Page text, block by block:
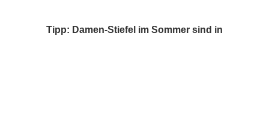
Tipp: Damen-Stiefel im Sommer sind in